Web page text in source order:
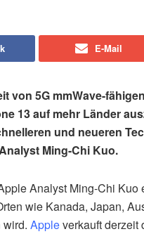
E-Mail
von 5G mmWave-
13 auf mehr Länder
und neueren
Ming-Chi Kuo.
Analyst Ming-Chi Kuo
wie Kanada, Japan,
Appleverkauft derzeit